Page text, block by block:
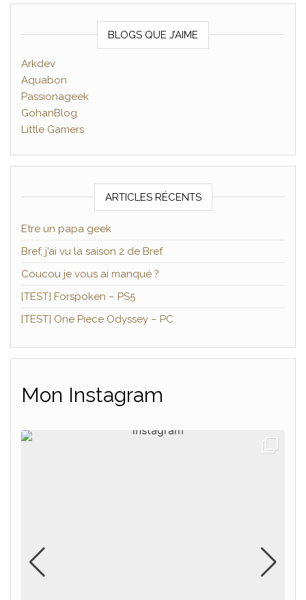
BLOGS QUE J’AIME
Arkdev
Aquabon
Passionageek
GohanBlog
Little Gamers
ARTICLES RÉCENTS
Etre un papa geek
Bref, j’ai vu la saison 2 de Bref.
Coucou je vous ai manqué ?
[TEST] Forspoken – PS5
[TEST] One Piece Odyssey – PC
Mon Instagram